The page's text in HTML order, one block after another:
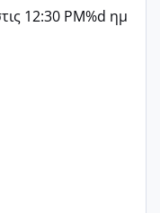
12:30 PM%d ημ